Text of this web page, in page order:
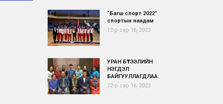
“Багш спорт 2022”
спортын наадам
12-р сар 16, 2022
УРАН БҮТЭЭЛИЙН
НЭГДЭЛ
БАЙГУУЛЛАГДЛАА.
12-р сар 16, 2022